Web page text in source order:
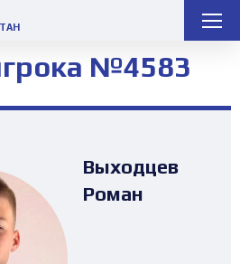
№4583
Выходцев
Роман